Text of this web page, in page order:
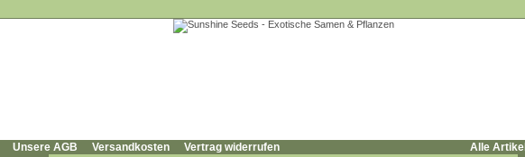
Unsere AGB Versandkosten Vertrag widerrufen Alle Artikel